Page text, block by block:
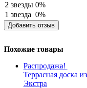
2 звезды 0%
1 звезда 0%
Добавить отзыв
Похожие товары
Распродажа!
Террасная доска
Экстра